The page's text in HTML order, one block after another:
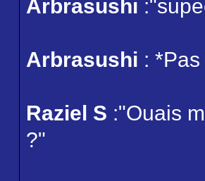
Arbrasushi
Arbrasushi :
Raziel S :"Ouais
?"